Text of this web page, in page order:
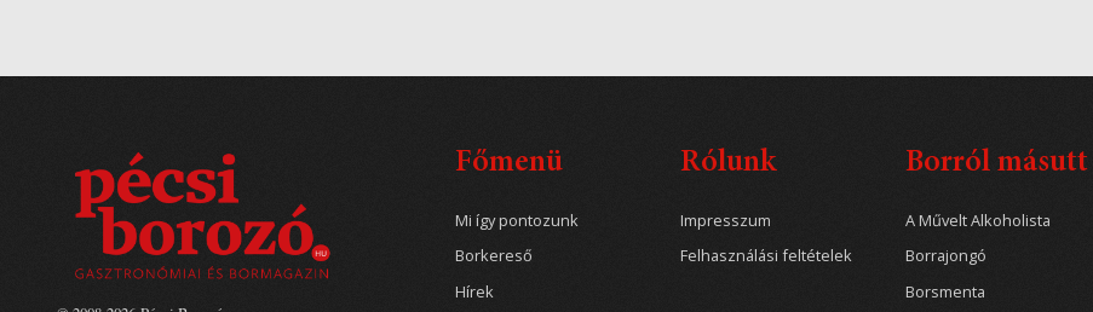
Főmenü
Mi így pontozunk
Borkereső
Hírek
Rólunk
Impresszum
Felhasználási feltételek
Borról másutt
A Művelt Alkoholista
Borrajongó
Borsmenta